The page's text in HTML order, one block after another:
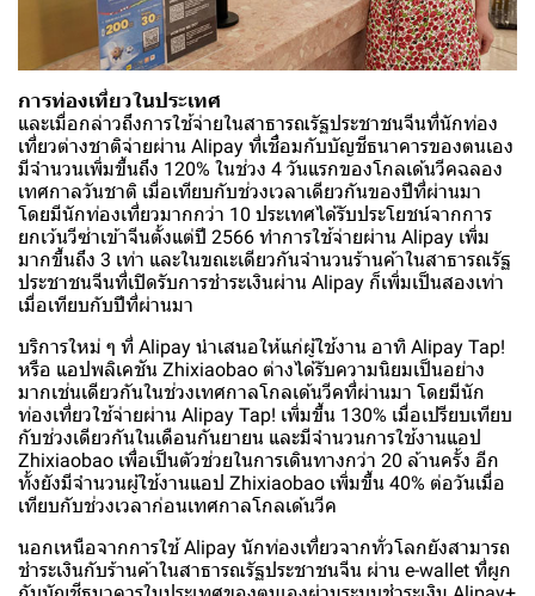
การท่องเที่ยวในประเทศ
และเมื่อกล่าวถึงการใช้จ่ายในสาธารณรัฐประชาชนจีนที่นักท่อง
เที่ยวต่างชาติจ่ายผ่าน Alipay ที่เชื่อมกับบัญชีธนาคารของตนเอง
มีจำนวนเพิ่มขึ้นถึง 120% ในช่วง 4 วันแรกของโกลเด้นวีคฉลอง
เทศกาลวันชาติ เมื่อเทียบกับช่วงเวลาเดียวกันของปีที่ผ่านมา
โดยมีนักท่องเที่ยวมากกว่า 10 ประเทศได้รับประโยชน์จากการ
ยกเว้นวีซ่าเข้าจีนตั้งแต่ปี 2566 ทำการใช้จ่ายผ่าน Alipay เพิ่ม
มากขึ้นถึง 3 เท่า และในขณะเดียวกันจำนวนร้านค้าในสาธารณรัฐ
ประชาชนจีนที่เปิดรับการชำระเงินผ่าน Alipay ก็เพิ่มเป็นสองเท่า
เมื่อเทียบกับปีที่ผ่านมา
บริการใหม่ ๆ ที่ Alipay นำเสนอให้แก่ผู้ใช้งาน อาทิ Alipay Tap!
หรือ แอปพลิเคชัน Zhixiaobao ต่างได้รับความนิยมเป็นอย่าง
มากเช่นเดียวกันในช่วงเทศกาลโกลเด้นวีคที่ผ่านมา โดยมีนัก
ท่องเที่ยวใช้จ่ายผ่าน Alipay Tap! เพิ่มขึ้น 130% เมื่อเปรียบเทียบ
กับช่วงเดียวกันในเดือนกันยายน และมีจำนวนการใช้งานแอป
Zhixiaobao เพื่อเป็นตัวช่วยในการเดินทางกว่า 20 ล้านครั้ง อีก
ทั้งยังมีจำนวนผู้ใช้งานแอป Zhixiaobao เพิ่มขึ้น 40% ต่อวันเมื่อ
เทียบกับช่วงเวลาก่อนเทศกาลโกลเด้นวีค
นอกเหนือจากการใช้ Alipay นักท่องเที่ยวจากทั่วโลกยังสามารถ
ชำระเงินกับร้านค้าในสาธารณรัฐประชาชนจีน ผ่าน e-wallet ที่ผูก